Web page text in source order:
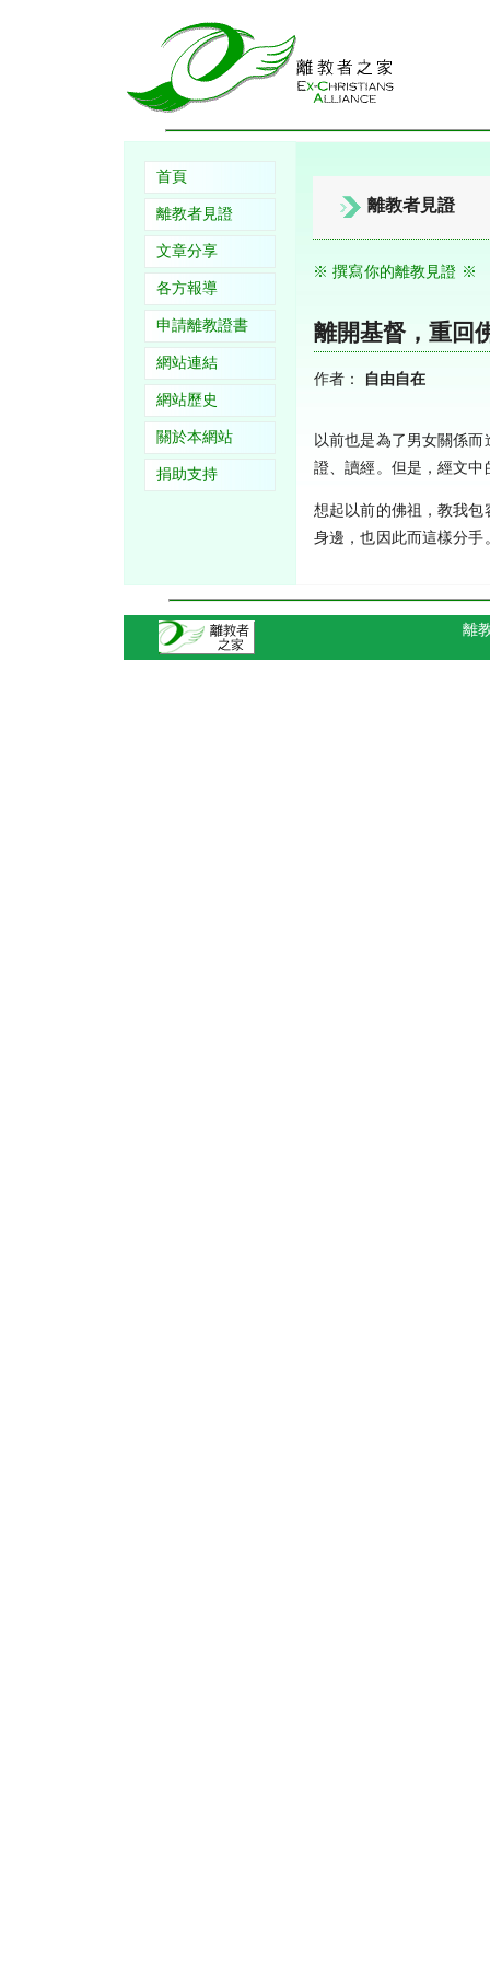
首頁
離教者見證
文章分享
各方報導
申請離教證書
網站連結
網站歷史
關於本網站
捐助支持
離教者見證
※ 撰寫你的離教見證 ※
離開基督，重回
作者： 自由自在
以前也是為了男女關係
證、讀經。但是，經文
想起以前的佛祖，教我
身邊，也因此而這樣分
離